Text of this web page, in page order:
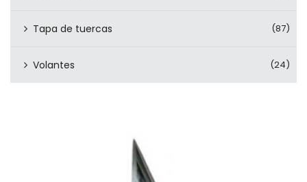
Tapa de tuercas (87)
Volantes (24)